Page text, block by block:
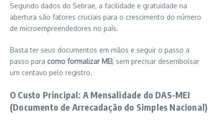
Segundo dados do Sebrae, a facilidade e gratuidade na
abertura são fatores cruciais para o crescimento do número
de microempreendedores no país.
Basta ter seus documentos em mãos e seguir o passo a
passo para como formalizar MEI, sem precisar desembolsar
um centavo pelo registro.
O Custo Principal: A Mensalidade do DAS-MEI
(Documento de Arrecadação do Simples Nacional)